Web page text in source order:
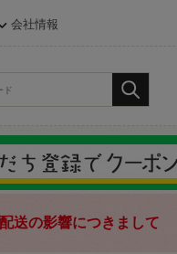
会社情報
送の影響につきまして